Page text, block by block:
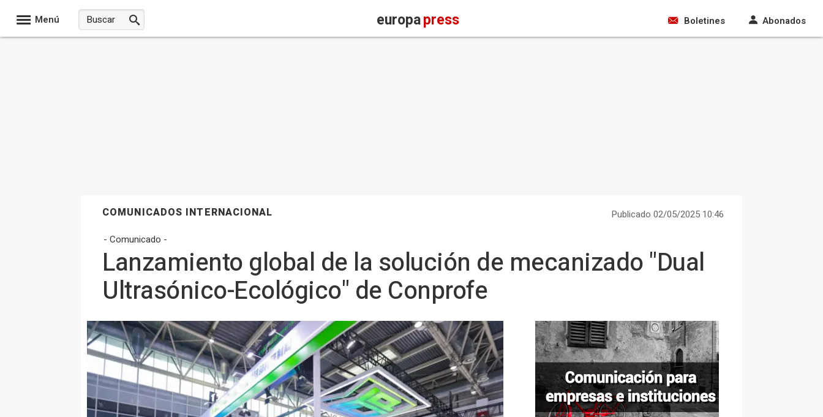
Menú europapress Boletines Abonados
COMUNICADOS INTERNACIONAL
Publicado 02/05/2025 10:46
- Comunicado -
Lanzamiento global de la solución de mecanizado "Dual
Ultrasónico-Ecológico" de Conprofe